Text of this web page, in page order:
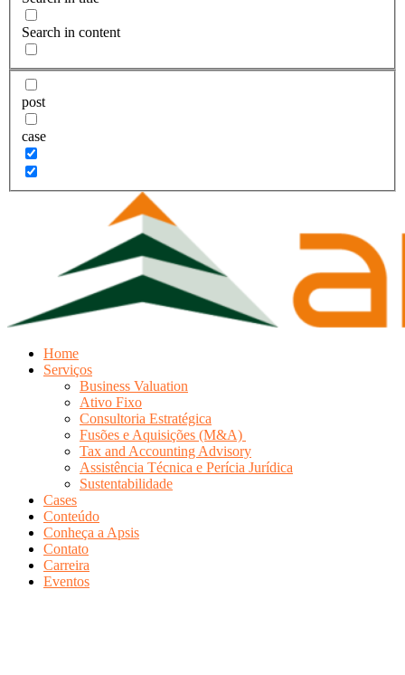
Search in content
post
case
Home
Serviços
Business Valuation
Ativo Fixo
Consultoria Estratégica
Fusões e Aquisições (M&A)
Tax and Accounting Advisory
Assistência Técnica e Perícia Jurídica
Sustentabilidade
Cases
Conteúdo
Conheça a Apsis
Contato
Carreira
Eventos